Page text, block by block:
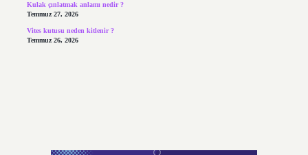
Kulak çınlatmak anlamı nedir ?
Temmuz 27, 2026
Vites kutusu neden kitlenir ?
Temmuz 26, 2026